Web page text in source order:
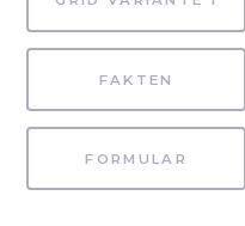
FAKTEN
FORMULAR